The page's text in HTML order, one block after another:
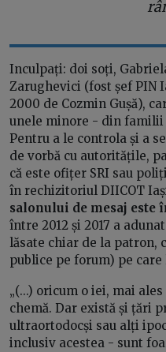
Inculpați: doi soți,
Zarughevici (fost șef
2000 de Cozmin Gușă),
unele minore - din familii
Pentru a le controla și a
de vorbă cu autoritățile,
că este ofițer SRI sau
în rechizitoriul DIICOT
salonului de mesaj
între 2012 și 2017 a
lăsate chiar de la patron,
publice pe forum) pe
„(...) oricum o iei, mai
chemă. Dar există și țări
ultraortodocși sau alți
inclusiv acestea - sunt